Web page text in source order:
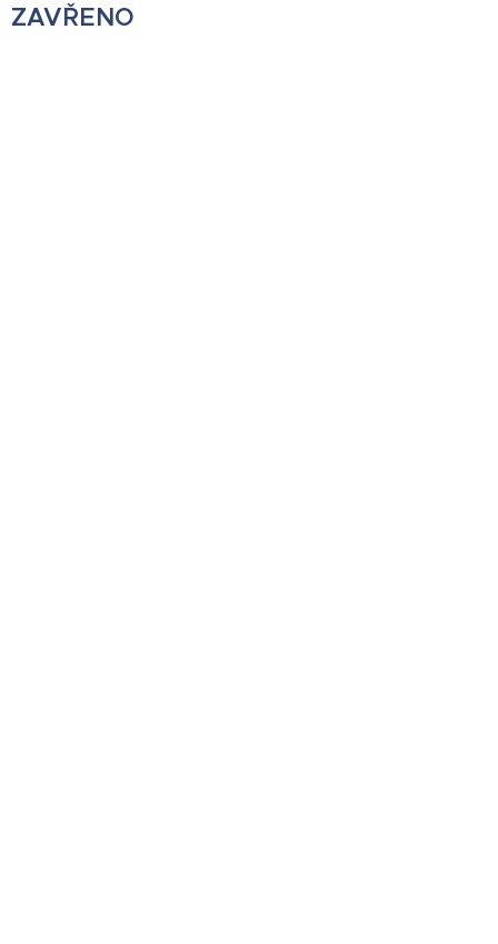
ZAVŘENO